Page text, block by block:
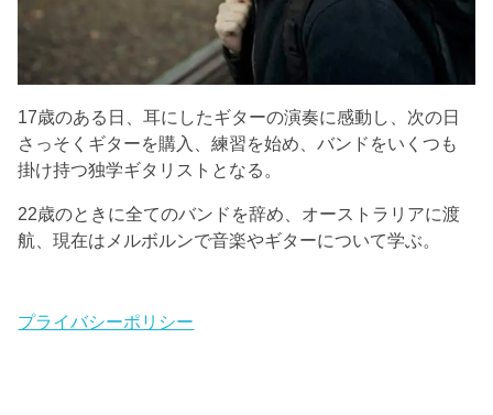
17歳のある日、耳にしたギターの演奏に感動し、次の日
さっそくギターを購入、練習を始め、バンドをいくつも
掛け持つ独学ギタリストとなる。
22歳のときに全てのバンドを辞め、オーストラリアに渡
航、現在はメルボルンで音楽やギターについて学ぶ。
プライバシーポリシー